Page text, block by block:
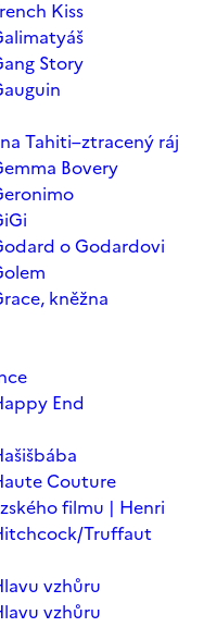
Kiss
Story
Tahiti–ztracený ráj
Bovery
o Godardovi
kněžna
End
Couture
filmu | Henri
Truffaut
vzhůru
vzhůru